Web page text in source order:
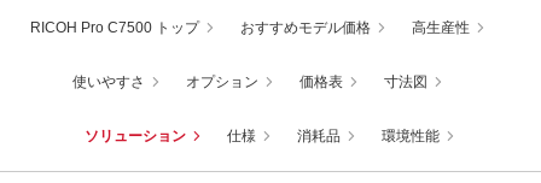
RICOH Pro C7500 トップ おすすめモデル価格 高生産性
使いやすさ オプション 価格表 寸法図
ソリューション 仕様 消耗品 環境性能